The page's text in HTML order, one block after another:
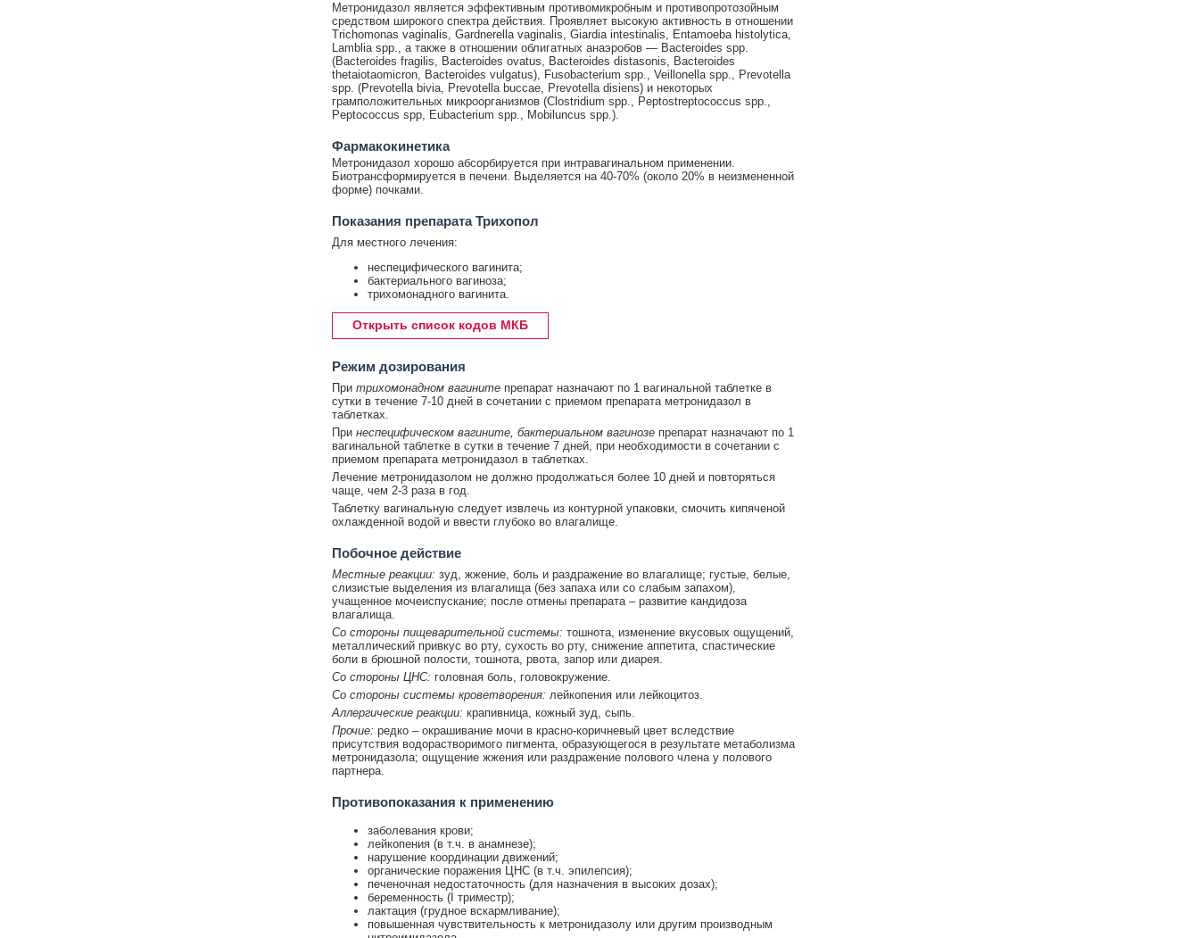
Метронидазол является эффективным противомикробным и противопротозойным
средством широкого спектра действия. Проявляет высокую активность в отношении
Trichomonas vaginalis, Gardnerella vaginalis, Giardia intestinalis, Entamoeba histolytica,
Lamblia spp., а также в отношении облигатных анаэробов — Bacteroides spp.
(Bacteroides fragilis, Bacteroides ovatus, Bacteroides distasonis, Bacteroides
thetaiotaomicron, Bacteroides vulgatus), Fusobacterium spp., Veillonella spp., Prevotella
spp. (Prevotella bivia, Prevotella buccae, Prevotella disiens) и некоторых
грамположительных микроорганизмов (Clostridium spp., Peptostreptococcus spp.,
Peptococcus spp, Eubacterium spp., Mobiluncus spp.).
Фармакокинетика
Метронидазол хорошо абсорбируется при интравагинальном применении.
Биотрансформируется в печени. Выделяется на 40-70% (около 20% в неизмененной
форме) почками.
Показания препарата Трихопол
Для местного лечения:
неспецифического вагинита;
бактериального вагиноза;
трихомонадного вагинита.
Открыть список кодов МКБ
Режим дозирования
При трихомонадном вагинитепрепарат назначают по 1 вагинальной таблетке в
сутки в течение 7-10 дней в сочетании с приемом препарата метронидазол в
таблетках.
При неспецифическом вагините, бактериальном вагинозепрепарат назначают по 1
вагинальной таблетке в сутки в течение 7 дней, при необходимости в сочетании с
приемом препарата метронидазол в таблетках.
Лечение метронидазолом не должно продолжаться более 10 дней и повторяться
чаще, чем 2-3 раза в год.
Таблетку вагинальную следует извлечь из контурной упаковки, смочить кипяченой
охлажденной водой и ввести глубоко во влагалище.
Побочное действие
Местные реакции: зуд, жжение, боль и раздражение во влагалище; густые, белые,
слизистые выделения из влагалища (без запаха или со слабым запахом),
учащенное мочеиспускание; после отмены препарата – развитие кандидоза
влагалища.
Со стороны пищеварительной системы: тошнота, изменение вкусовых ощущений,
металлический привкус во рту, сухость во рту, снижение аппетита, спастические
боли в брюшной полости, тошнота, рвота, запор или диарея.
Со стороны ЦНС: головная боль, головокружение.
Со стороны системы кроветворения: лейкопения или лейкоцитоз.
Аллергические реакции: крапивница, кожный зуд, сыпь.
Прочие: редко – окрашивание мочи в красно-коричневый цвет вследствие
присутствия водорастворимого пигмента, образующегося в результате метаболизма
метронидазола; ощущение жжения или раздражение полового члена у полового
партнера.
Противопоказания к применению
заболевания крови;
лейкопения (в т.ч. в анамнезе);
нарушение координации движений;
органические поражения ЦНС (в т.ч. эпилепсия);
печеночная недостаточность (для назначения в высоких дозах);
беременность (I триместр);
лактация (грудное вскармливание);
повышенная чувствительность к метронидазолу или другим производным